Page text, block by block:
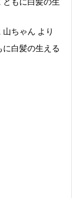
山ちゃん より
に白髪の生える